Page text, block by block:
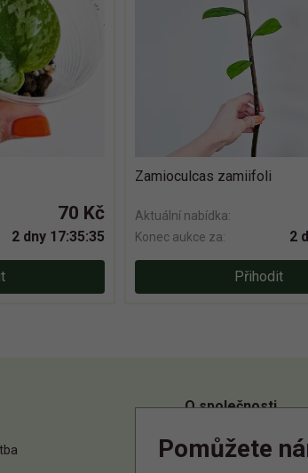
70 Kč
2 dny 17:35:35
Zamioculcas zamiifoli
Aktuální nabídka:
Konec aukce za: 2
Přihodit
O společnosti
O nás
Pomůžete